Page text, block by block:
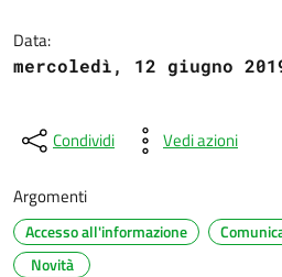
Data:
mercoledì, 12 giugno
Condividi Vedi azioni
Argomenti
Accesso all'informazione
Novità